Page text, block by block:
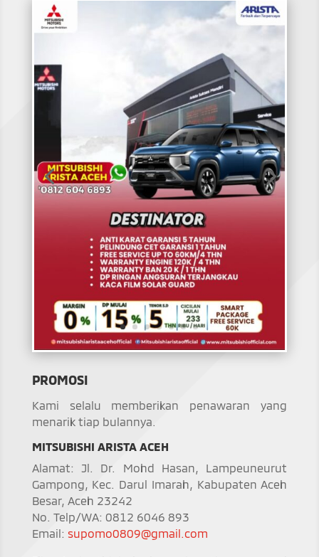
PROMOSI
Kami selalu memberikan penawaran yang
menarik tiap bulannya.
MITSUBISHI ARISTA ACEH
Alamat: Jl. Dr. Mohd Hasan, Lampeuneurut
Gampong, Kec. Darul Imarah, Kabupaten Aceh
Besar, Aceh 23242
No. Telp/WA: 0812 6046 893
Email: supomo0809@gmail.com